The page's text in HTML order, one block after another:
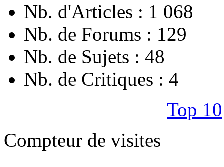
Nb. d'Articles : 1 068
Nb. de Forums : 129
Nb. de Sujets : 48
Nb. de Critiques : 4
Top 10
Compteur de visites